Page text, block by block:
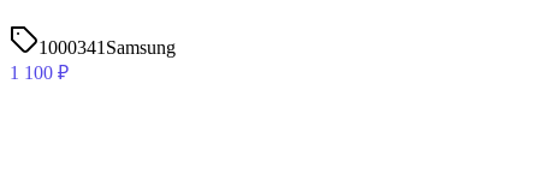
1000341 Samsung
1 100 ₽